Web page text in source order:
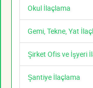
Okul İlaçlama
Gemi, Tekne, Yat
Şirket Ofis ve İşyeri
Şantiye İlaçlama